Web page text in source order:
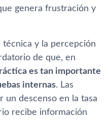
genera frustración y
técnica y la percepción
de que, en
es tan importante
internas. Las
un descenso en la tasa
recibe información